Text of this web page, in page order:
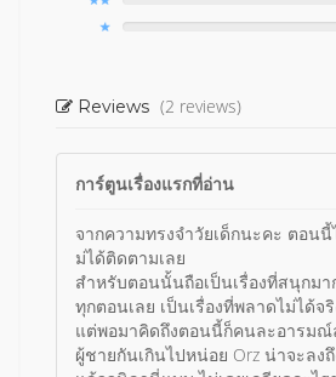
Reviews (2 reviews)
การ์ตูนเรื่องแรกที่อ่าน
จากความทรงจำวัยเด็กนะคะ ตอน
ม่ได้ติดตามเลย
สำหรับตอนนั้นถือเป็นเรื่องที่สนุกม
ทุกตอนเลย เป็นเรื่องที่พลาดไม่ได้จ
แต่พอมาคิดถึงตอนนี้ก็คนละอารม
ผู้ชายกันเกินไปหน่อย Orz น่าจะลง